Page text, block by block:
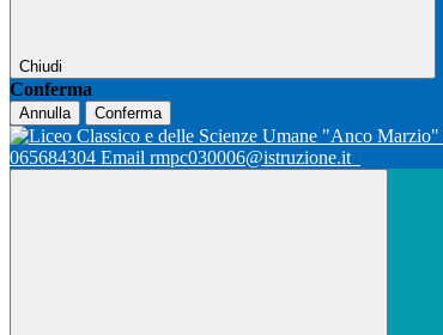
Chiudi
Conferma
Annulla Conferma
065684304 Email rmpc030006@istruzione.it